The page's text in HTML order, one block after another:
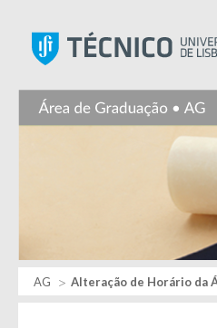
AG Alteração de Horário da